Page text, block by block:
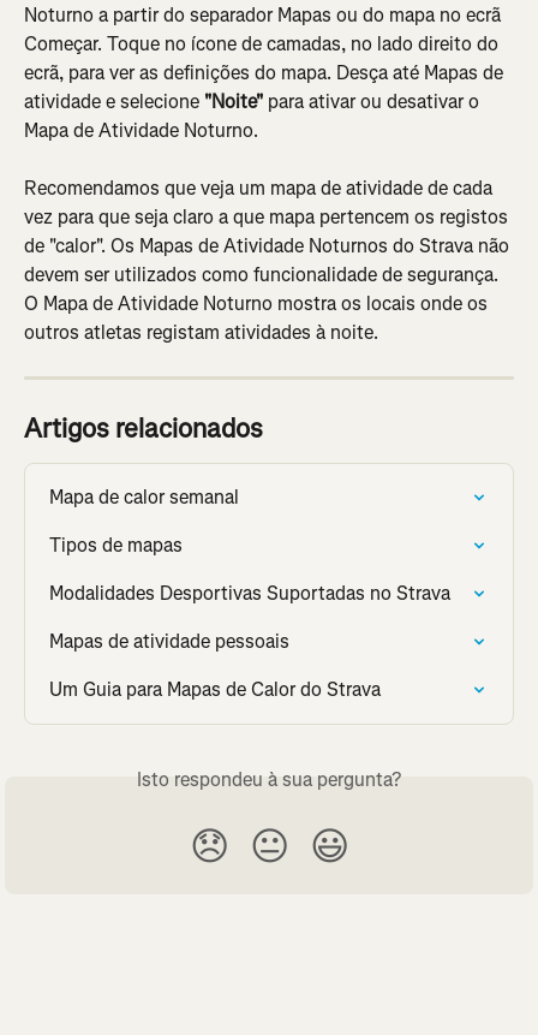
Noturno a partir do separador Mapas ou do mapa no ecrã
Começar. Toque no ícone de camadas, no lado direito do
ecrã, para ver as definições do mapa. Desça até Mapas de
atividade e selecione "Noite" para ativar ou desativar o
Mapa de Atividade Noturno.
Recomendamos que veja um mapa de atividade de cada
vez para que seja claro a que mapa pertencem os registos
de "calor". Os Mapas de Atividade Noturnos do Strava não
devem ser utilizados como funcionalidade de segurança.
O Mapa de Atividade Noturno mostra os locais onde os
outros atletas registam atividades à noite.
Artigos relacionados
Mapa de calor semanal
Tipos de mapas
Modalidades Desportivas Suportadas no Strava
Mapas de atividade pessoais
Um Guia para Mapas de Calor do Strava
Isto respondeu à sua pergunta?
😞 😐 😃